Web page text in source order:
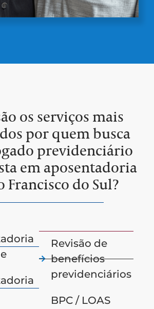
os serviços mais
por quem busca
previdenciário
em aposentadoria
Francisco do Sul?
Revisão de
benefícios
previdenciários
BPC / LOAS